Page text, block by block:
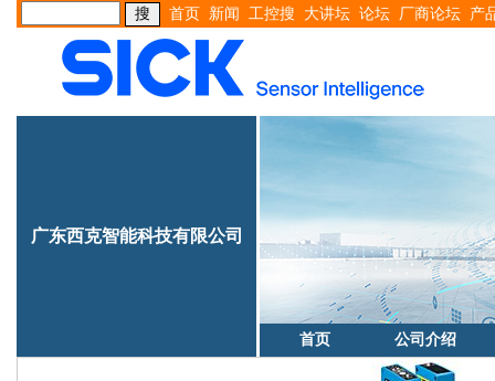
首页 新闻 工控搜 大讲坛 论坛 厂商论坛 产
广东西克智能科技有限公司
首页 公司介绍